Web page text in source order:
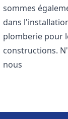
sommes
dans
plomberie pour
constructions.
nous